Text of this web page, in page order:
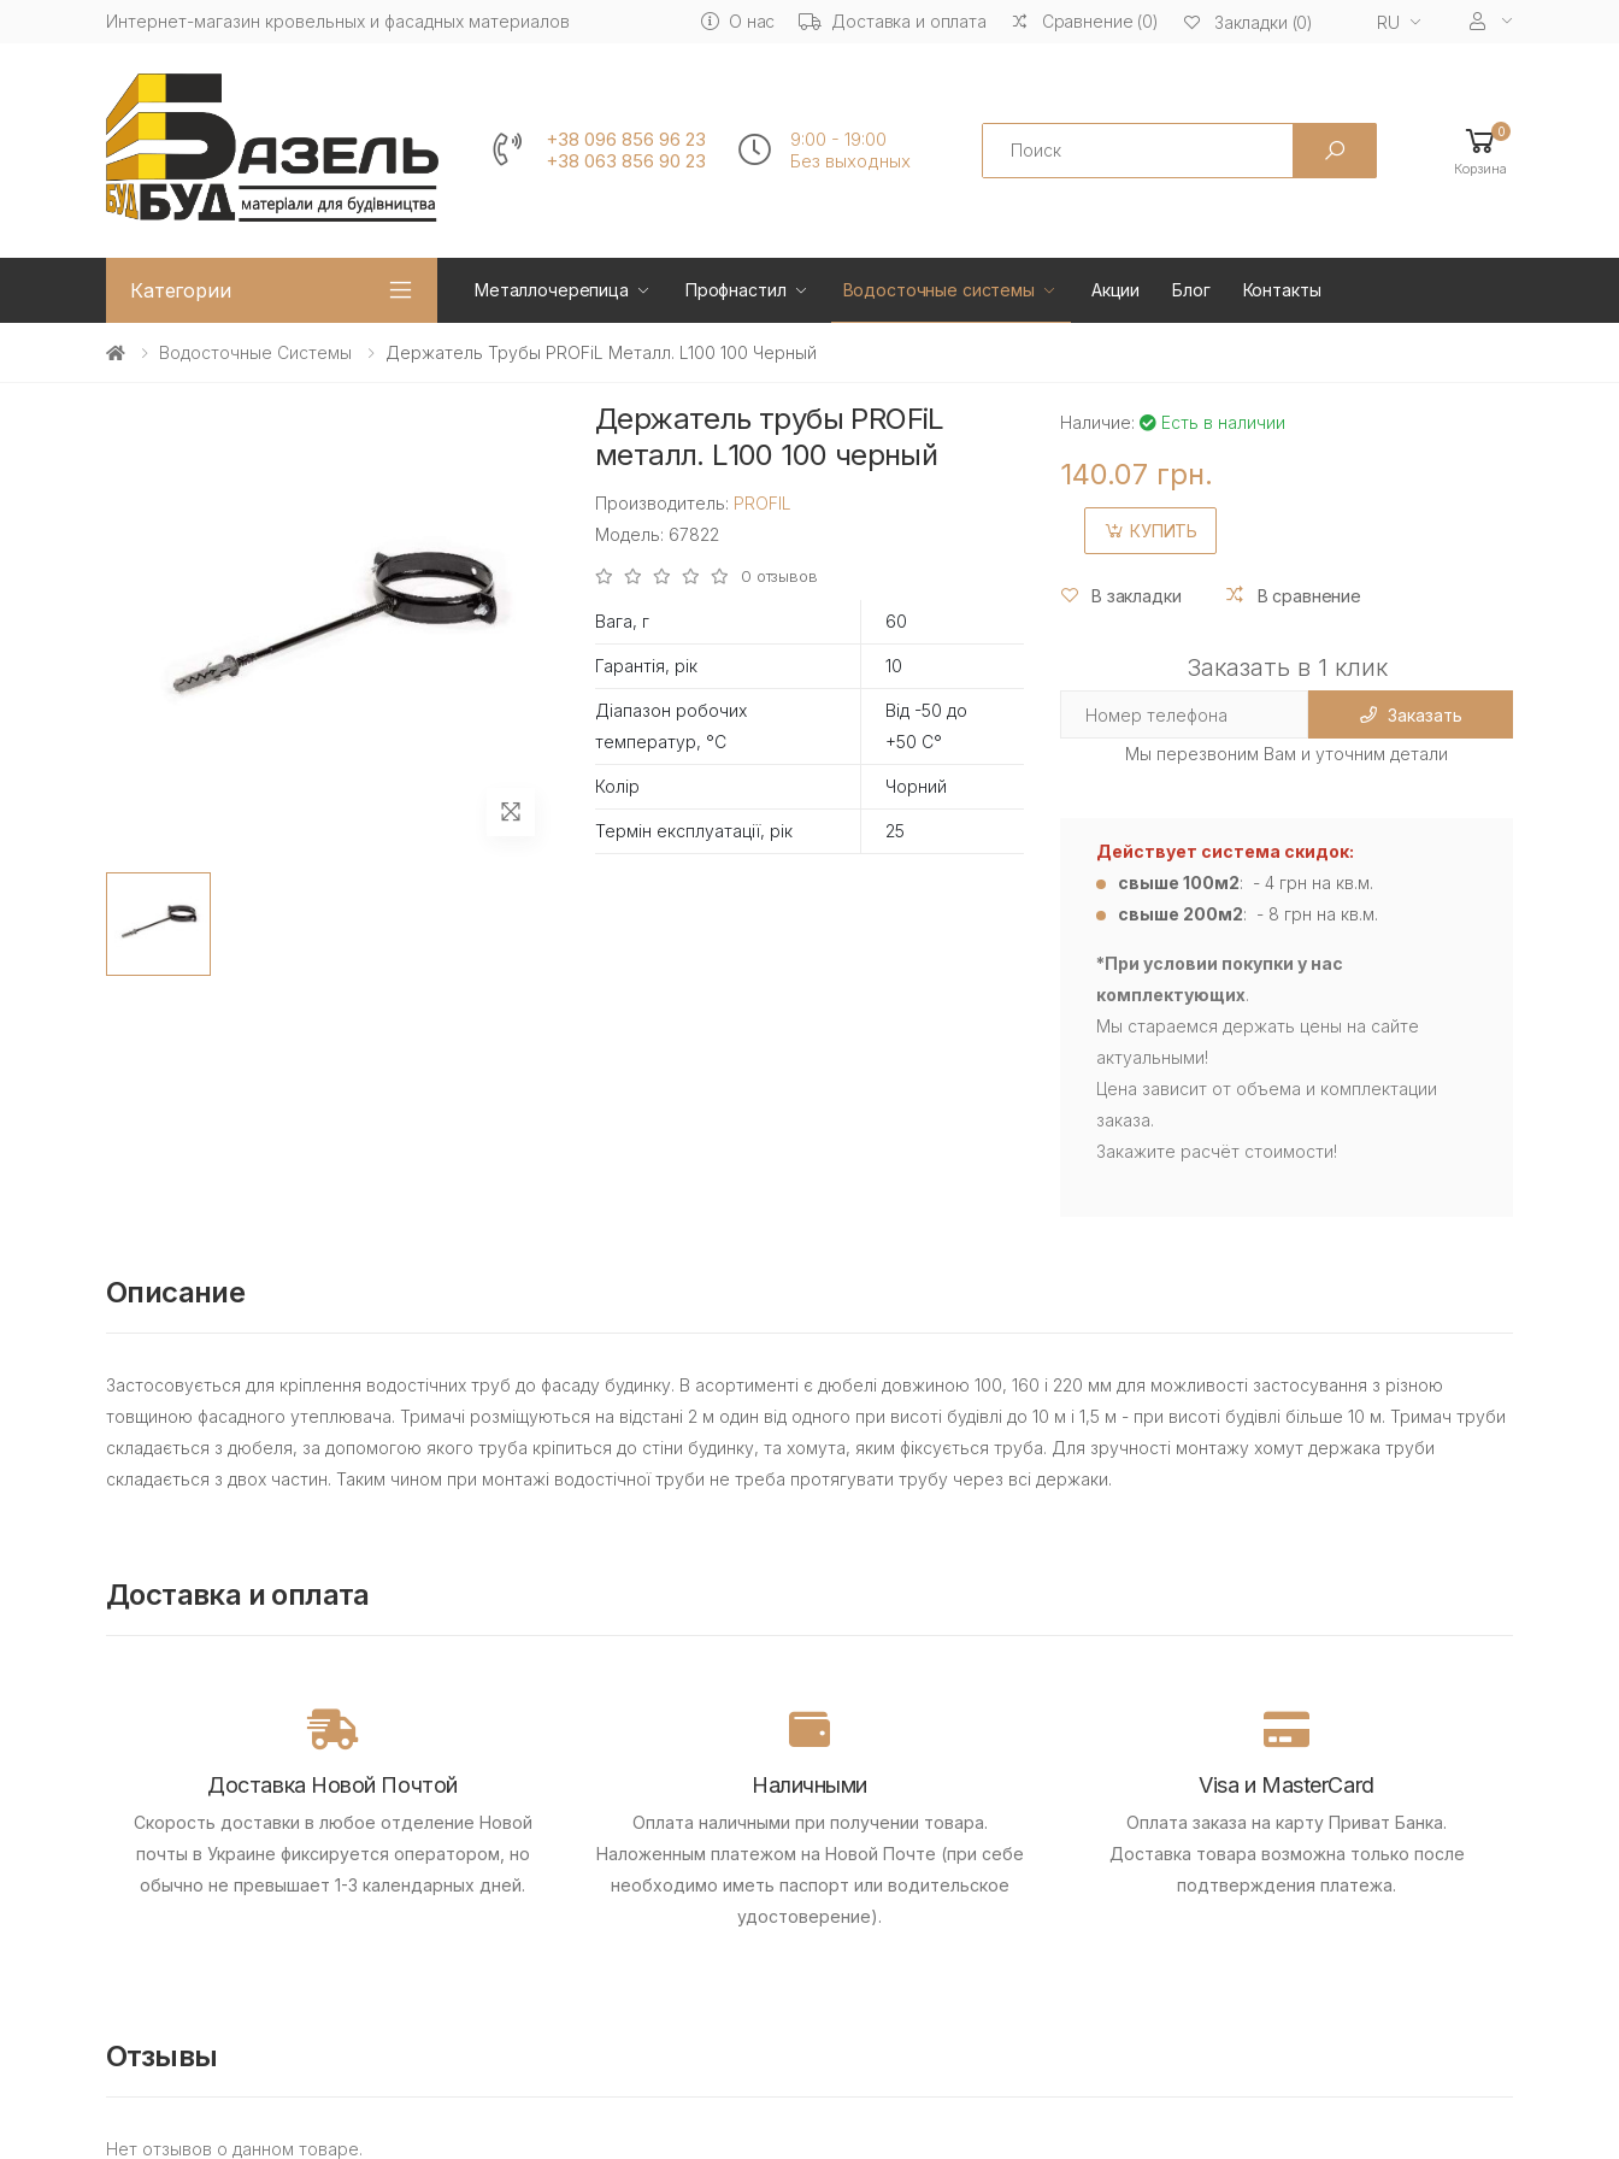
Интернет-магазин кровельных и фасадных материалов О нас Доставка и оплата Сравнение (0) Закладки (0) RU
+38 096 856 96 23
+38 063 856 90 23
9:00 - 19:00
Без выходных
Search 0
Корзина
Категории Металлочерепица Профнастил Водосточные системы Акции Блог Контакты
Водосточные Системы Держатель Трубы PROFiL Металл. L100 100 Черный
Держатель трубы PROFiL
металл. L100 100 черный
Производитель: PROFIL
Модель: 67822
0 отзывов
Вага, г 60
Гарантія, рік 10
Діапазон робочих
температур, °С
Від -50 до
+50 С°
Колір Чорний
Термін експлуатації, рік 25
Наличие: Есть в наличии
140.07 грн.
КУПИТЬ
В закладки В сравнение
Заказать в 1 клик
Заказать
Мы перезвоним Вам и уточним детали
Действует система скидок:
свыше 100м2: - 4 грн на кв.м.
свыше 200м2: - 8 грн на кв.м.
*При условии покупки у нас
комплектующих.
Мы стараемся держать цены на сайте
актуальными!
Цена зависит от объема и комплектации
заказа.
Закажите расчёт стоимости!
Описание
Застосовується для кріплення водостічних труб до фасаду будинку. В асортименті є дюбелі довжиною 100, 160 і 220 мм для можливості застосування з різною
товщиною фасадного утеплювача. Тримачі розміщуються на відстані 2 м один від одного при висоті будівлі до 10 м і 1,5 м - при висоті будівлі більше 10 м. Тримач труби
складається з дюбеля, за допомогою якого труба кріпиться до стіни будинку, та хомута, яким фіксується труба. Для зручності монтажу хомут держака труби
складається з двох частин. Таким чином при монтажі водостічної труби не треба протягувати трубу через всі держаки.
Доставка и оплата
Доставка Новой Почтой
Скорость доставки в любое отделение Новой
почты в Украине фиксируется оператором, но
обычно не превышает 1-3 календарных дней.
Наличными
Оплата наличными при получении товара.
Наложенным платежом на Новой Почте (при себе
необходимо иметь паспорт или водительское
удостоверение).
Visa и MasterCard
Оплата заказа на карту Приват Банка.
Доставка товара возможна только после
подтверждения платежа.
Отзывы
Нет отзывов о данном товаре.